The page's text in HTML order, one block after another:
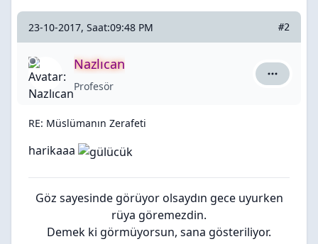
23-10-2017, Saat:09:48 PM #2
Nazlıcan
Profesör Nazlıcan
RE: Müslümanın Zerafeti
harikaaa
Göz sayesinde görüyor olsaydın gece uyurken
rüya göremezdin.
Demek ki görmüyorsun, sana gösteriliyor.